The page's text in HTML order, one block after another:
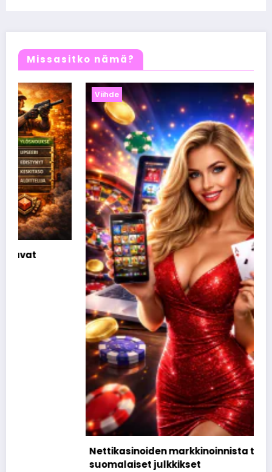
Missasitko nämä?
Viihde
Nettikasinoiden markkinoinnista tunnetut
suomalaiset julkkikset